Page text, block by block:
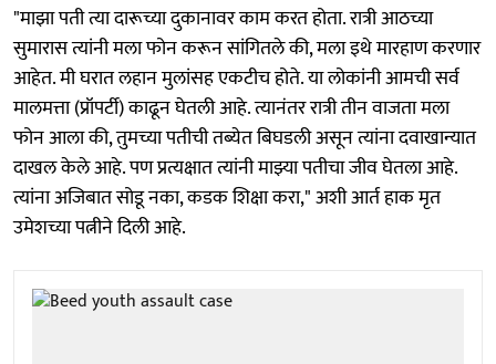
"माझा पती त्या दारूच्या दुकानावर काम करत होता. रात्री आठच्या
सुमारास त्यांनी मला फोन करून सांगितले की, मला इथे मारहाण करणार
आहेत. मी घरात लहान मुलांसह एकटीच होते. या लोकांनी आमची सर्व
मालमत्ता (प्रॉपर्टी) काढून घेतली आहे. त्यानंतर रात्री तीन वाजता मला
फोन आला की, तुमच्या पतीची तब्येत बिघडली असून त्यांना दवाखान्यात
दाखल केले आहे. पण प्रत्यक्षात त्यांनी माझ्या पतीचा जीव घेतला आहे.
त्यांना अजिबात सोडू नका, कडक शिक्षा करा," अशी आर्त हाक मृत
उमेशच्या पत्नीने दिली आहे.